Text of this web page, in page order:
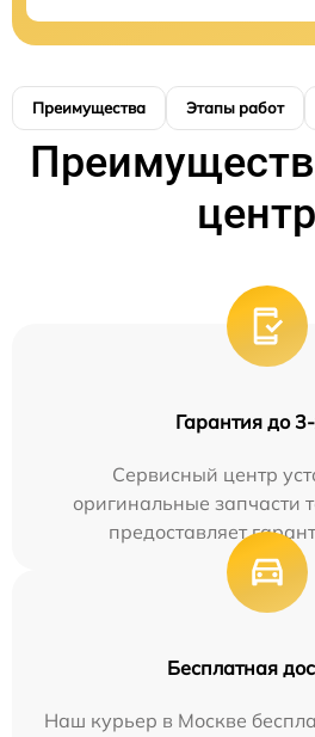
Преимущества Этапы работ
Гарантия до
Сервисный центр
оригинальные запчасти
предоставляет
Бесплатная
Наш курьер в Москве